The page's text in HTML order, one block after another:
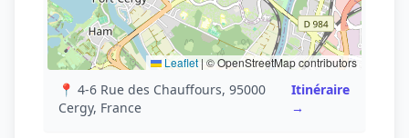
Leaflet | © OpenStreetMap contributors
📍 4-6 Rue des Chauffours, 95000
Cergy, France
Itinéraire
→